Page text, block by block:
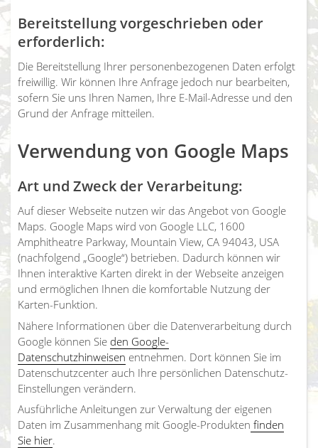
Bereitstellung vorgeschrieben oder
erforderlich:
Die Bereitstellung Ihrer personenbezogenen Daten erfolgt
freiwillig. Wir können Ihre Anfrage jedoch nur bearbeiten,
sofern Sie uns Ihren Namen, Ihre E-Mail-Adresse und den
Grund der Anfrage mitteilen.
Verwendung von Google Maps
Art und Zweck der Verarbeitung:
Auf dieser Webseite nutzen wir das Angebot von Google
Maps. Google Maps wird von Google LLC, 1600
Amphitheatre Parkway, Mountain View, CA 94043, USA
(nachfolgend „Google“) betrieben. Dadurch können wir
Ihnen interaktive Karten direkt in der Webseite anzeigen
und ermöglichen Ihnen die komfortable Nutzung der
Karten-Funktion.
Nähere Informationen über die Datenverarbeitung durch
Google können Sie den Google-
Datenschutzhinweisen entnehmen. Dort können Sie im
Datenschutzcenter auch Ihre persönlichen Datenschutz-
Einstellungen verändern.
Ausführliche Anleitungen zur Verwaltung der eigenen
Daten im Zusammenhang mit Google-Produkten finden
Sie hier.